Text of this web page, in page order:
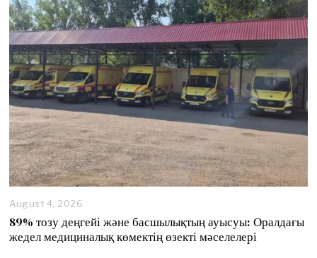
,
2
0
2
6
August 4, 2026
89% тозу деңгейі және басшылықтың ауысуы: Оралдағы
жедел медициналық көмектің өзекті мәселелері